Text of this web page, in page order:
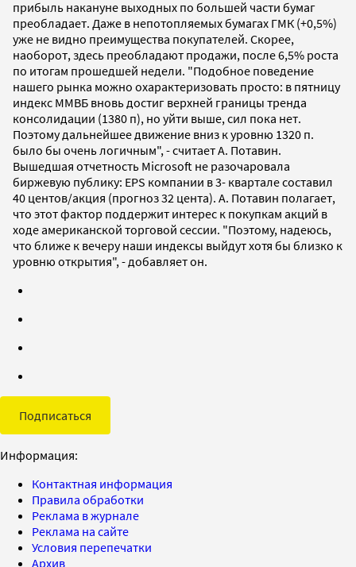
прибыль накануне выходных по большей части бумаг
преобладает. Даже в непотопляемых бумагах ГМК (+0,5%)
уже не видно преимущества покупателей. Скорее,
наоборот, здесь преобладают продажи, после 6,5% роста
по итогам прошедшей недели. "Подобное поведение
нашего рынка можно охарактеризовать просто: в пятницу
индекс ММВБ вновь достиг верхней границы тренда
консолидации (1380 п), но уйти выше, сил пока нет.
Поэтому дальнейшее движение вниз к уровню 1320 п.
было бы очень логичным", - считает А. Потавин.
Вышедшая отчетность Microsoft не разочаровала
биржевую публику: EPS компании в 3- квартале составил
40 центов/акция (прогноз 32 цента). А. Потавин полагает,
что этот фактор поддержит интерес к покупкам акций в
ходе американской торговой сессии. "Поэтому, надеюсь,
что ближе к вечеру наши индексы выйдут хотя бы близко к
уровню открытия", - добавляет он.
Подписаться
Информация:
Контактная информация
Правила обработки
Реклама в журнале
Реклама на сайте
Условия перепечатки
Архив